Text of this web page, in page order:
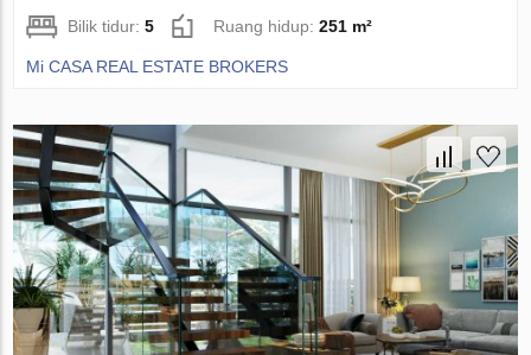
Bilik tidur:5 Ruang hidup:251 m²
Mi CASA REAL ESTATE BROKERS